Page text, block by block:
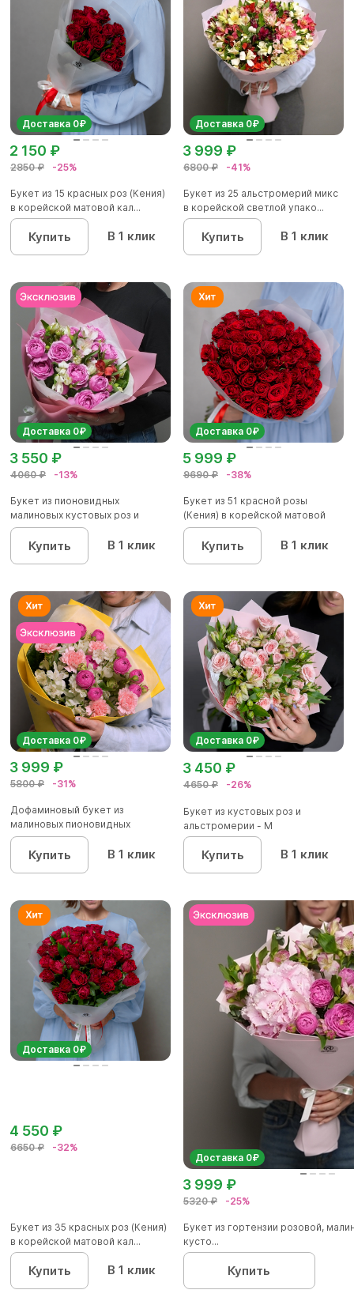
Доставка 0₽
2850 ₽ -25%
2 150 ₽
Букет из 15 красных роз (Кения)
в корейской матовой кал...
Купить В 1 клик
Доставка 0₽
6800 ₽ -41%
3 999 ₽
Букет из 25 альстромерий микс
в корейской светлой упако...
Купить В 1 клик
Доставка 0₽
4060 ₽ -13%
3 550 ₽
Букет из пионовидных
малиновых кустовых роз и
альстроме...
Купить В 1 клик
Доставка 0₽
9690 ₽ -38%
5 999 ₽
Букет из 51 красной розы
(Кения) в корейской матовой
уп...
Купить В 1 клик
Доставка 0₽
5800 ₽ -31%
3 999 ₽
Дофаминовый букет из
малиновых пионовидных
кустовых роз...
Купить В 1 клик
Доставка 0₽
4650 ₽ -26%
3 450 ₽
Букет из кустовых роз и
альстромерии - М
Купить В 1 клик
Доставка 0₽
6650 ₽ -32%
4 550 ₽
Букет из 35 красных роз (Кения)
в корейской матовой кал...
Купить В 1 клик
Доставка 0₽
5320 ₽ -25%
3 999 ₽
Букет из гортензии розовой,
кусто...
Купить